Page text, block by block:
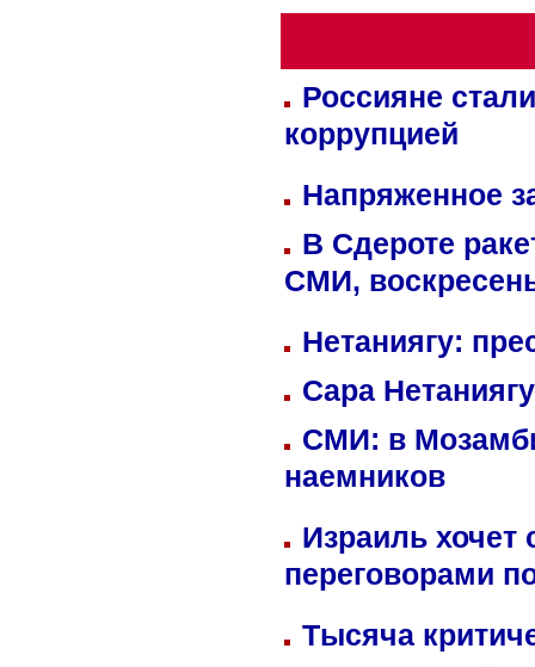
Россияне
коррупцией
Напряженное
В Сдероте
СМИ,
Нетаниягу:
Сара
СМИ: в
наемников
Израиль хочет
переговорами
Тысяча